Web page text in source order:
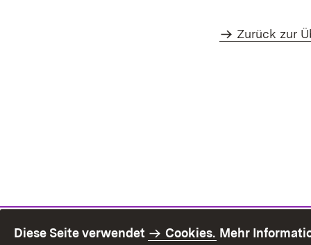
Zurück zur
Diese Seite verwendet Cookies. Mehr